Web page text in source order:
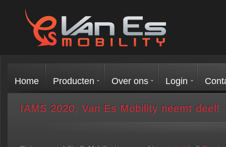
Home Producten Over ons Login
IAMS 2020, Van Es Mobility neemt deel!